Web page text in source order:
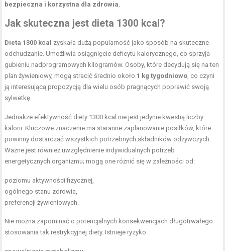
bezpieczna i korzystna dla zdrowia.
Jak skuteczna jest dieta 1300 kcal?
Dieta 1300 kcal zyskała dużą popularność jako sposób na skuteczne
odchudzanie. Umożliwia osiągnięcie deficytu kalorycznego, co sprzyja
gubieniu nadprogramowych kilogramów. Osoby, które decydują się na ten
plan żywieniowy, mogą stracić średnio około 1 kg tygodniowo, co czyni
ją interesującą propozycją dla wielu osób pragnących poprawić swoją
sylwetkę.
Jednakże efektywność diety 1300 kcal nie jest jedynie kwestią liczby
kalorii. Kluczowe znaczenie ma staranne zaplanowanie posiłków, które
powinny dostarczać wszystkich potrzebnych składników odżywczych.
Ważne jest również uwzględnienie indywidualnych potrzeb
energetycznych organizmu; mogą one różnić się w zależności od:
poziomu aktywności fizycznej,
ogólnego stanu zdrowia,
preferencji żywieniowych.
Nie można zapominać o potencjalnych konsekwencjach długotrwałego
stosowania tak restrykcyjnej diety. Istnieje ryzyko: